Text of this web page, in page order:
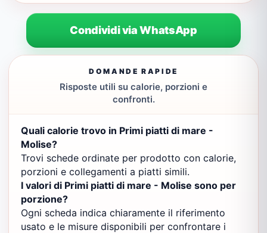
Condividi via WhatsApp
DOMANDE RAPIDE
Risposte utili su calorie, porzioni e
confronti.
Quali calorie trovo in Primi piatti di mare -
Molise?
Trovi schede ordinate per prodotto con calorie,
porzioni e collegamenti a piatti simili.
I valori di Primi piatti di mare - Molise sono per
porzione?
Ogni scheda indica chiaramente il riferimento
usato e le misure disponibili per confrontare i